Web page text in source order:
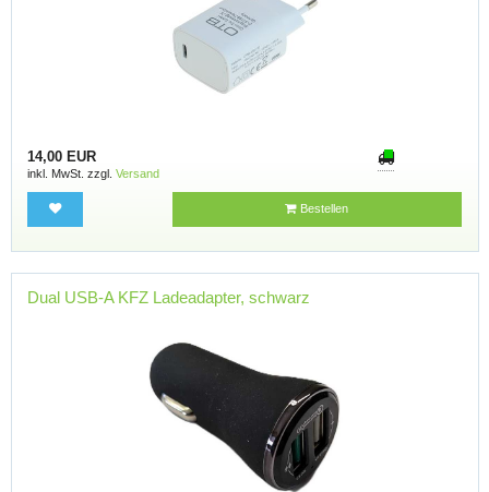
14,00 EUR
inkl. MwSt. zzgl. Versand
Bestellen
Dual USB-A KFZ Ladeadapter, schwarz